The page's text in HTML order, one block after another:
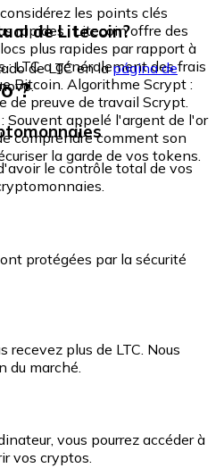
les points clés
rapides : Litecoin offre des
plus rapides par rapport à
LTC a généralement des frais
Bitcoin. Algorithme Scrypt :
de preuve de travail Scrypt.
Souvent appelé l'argent de l'or
comprendre comment son
la garde de vos tokens.
de Litecoin?
de LTC en lapágina de
?
le contrôle total de vos
protégées par la sécurité
recevez plus de LTC. Nous
du marché.
vous pourrez accéder à
vos cryptos.